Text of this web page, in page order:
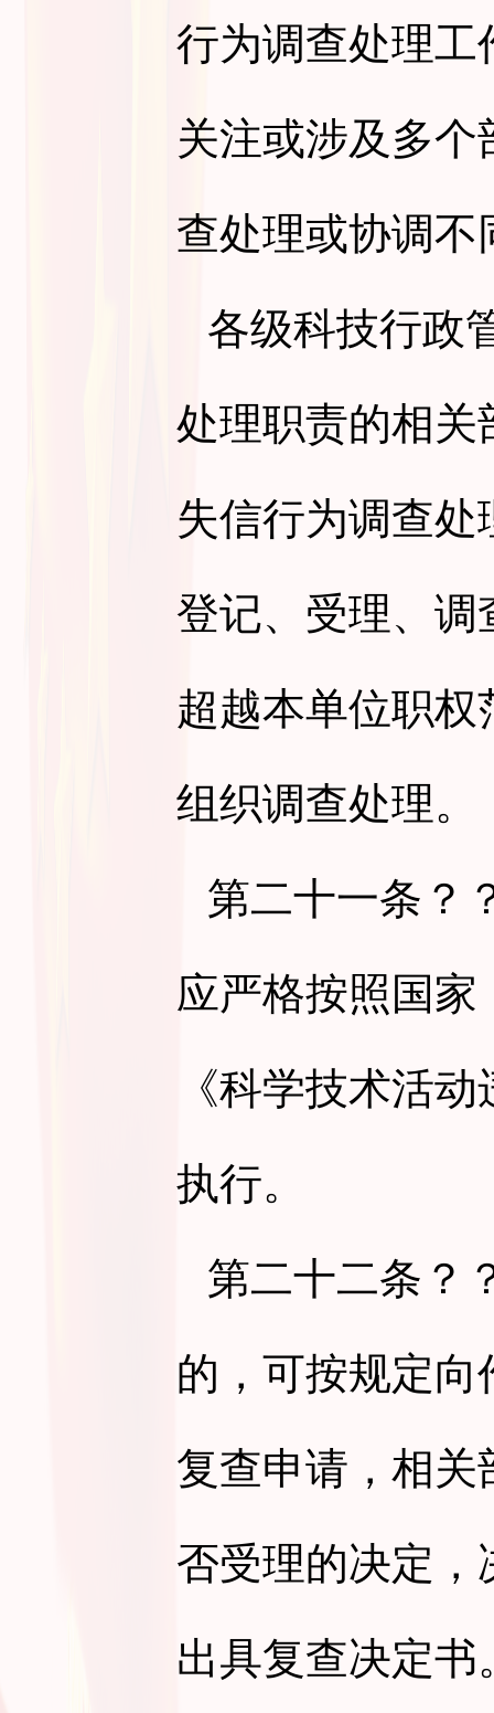
行为调查处理工
关注或涉及多
查处理或协调
各级科技行政
处理职责的相关
失信行为调查
登记、受理、
超越本单位职
组织调查处理。
第二十一条 ？
应严格按照国
《科学技术活
执行。
第二十二条 ？
的，可按规定
复查申请，相关
否受理的决定
出具复查决定书